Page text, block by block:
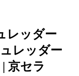
レッダー
レッダー
京セラ